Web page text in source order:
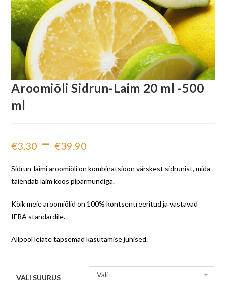
Aroomiõli Sidrun-Laim 20 ml -500
ml
€3.30 – €39.90
Sidrun-laimi aroomiõli on kombinatsioon värskest sidrunist, mida
täiendab laim koos piparmündiga.
Kõik meie aroomiõlid on 100% kontsentreeritud ja vastavad
IFRA standardile.
Allpool leiate täpsemad kasutamise juhised.
VALI SUURUS Vali